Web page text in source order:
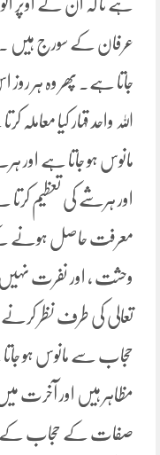
ہے تا کہ ان کے اوپر
عرفان کے سورج ہیں ۔
جاتا ہے۔ پھر وہ ہر
اللہ واحد قہار کیا
مانوس ہو جاتا ہے اور
اور ہرشے کی تعظیم کرتا
معرفت حاصل ہونے
وحشت ، اور نفرت نہیں
تعالی کی طرف نظر
حجاب سے مانوس ہو
مظاہر ہیں اور آخرت
صفات کے حجاب کے